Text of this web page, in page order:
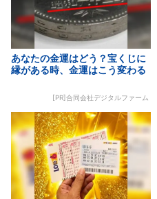
あなたの金運はどう？宝くじに
縁がある時、金運はこう変わる
[PR]合同会社デジタルファーム